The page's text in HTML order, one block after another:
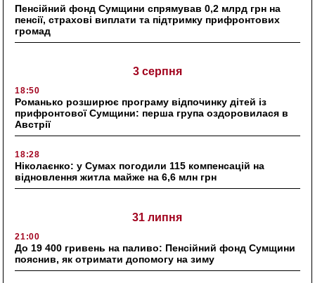
Пенсійний фонд Сумщини спрямував 0,2 млрд грн на
пенсії, страхові виплати та підтримку прифронтових
громад
3 серпня
18:50
Романько розширює програму відпочинку дітей із
прифронтової Сумщини: перша група оздоровилася в
Австрії
18:28
Ніколаєнко: у Сумах погодили 115 компенсацій на
відновлення житла майже на 6,6 млн грн
31 липня
21:00
До 19 400 гривень на паливо: Пенсійний фонд Сумщини
пояснив, як отримати допомогу на зиму